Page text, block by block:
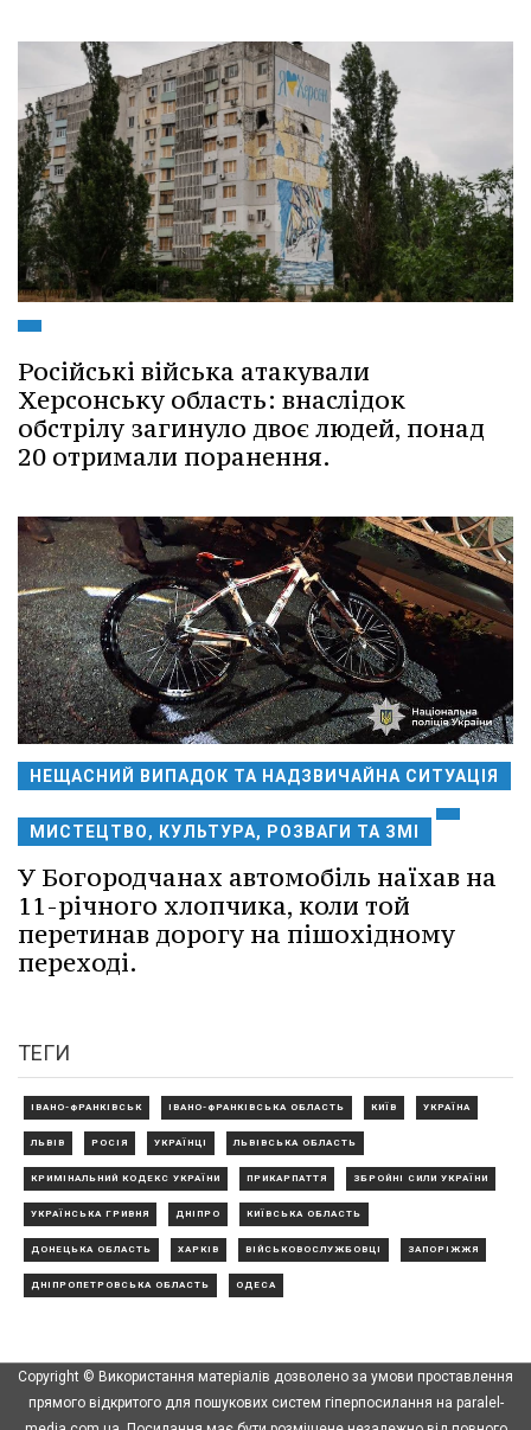
Російські війська атакували
Херсонську область: внаслідок
обстрілу загинуло двоє людей, понад
20 отримали поранення.
НЕЩАСНИЙ ВИПАДОК ТА НАДЗВИЧАЙНА СИТУАЦІЯ
МИСТЕЦТВО, КУЛЬТУРА, РОЗВАГИ ТА ЗМІ
У Богородчанах автомобіль наїхав на
11-річного хлопчика, коли той
перетинав дорогу на пішохідному
переході.
ТЕГИ
ІВАНО-ФРАНКІВСЬК ІВАНО-ФРАНКІВСЬКА ОБЛАСТЬ КИЇВ УКРАЇНА
ЛЬВІВ РОСІЯ УКРАЇНЦІ ЛЬВІВСЬКА ОБЛАСТЬ
КРИМІНАЛЬНИЙ КОДЕКС УКРАЇНИ ПРИКАРПАТТЯ ЗБРОЙНІ СИЛИ УКРАЇНИ
УКРАЇНСЬКА ГРИВНЯ ДНІПРО КИЇВСЬКА ОБЛАСТЬ
ДОНЕЦЬКА ОБЛАСТЬ ХАРКІВ ВІЙСЬКОВОСЛУЖБОВЦІ ЗАПОРІЖЖЯ
ДНІПРОПЕТРОВСЬКА ОБЛАСТЬ ОДЕСА
Copyright © Використання матеріалів дозволено за умови проставлення
прямого відкритого для пошукових систем гіперпосилання на paralel-